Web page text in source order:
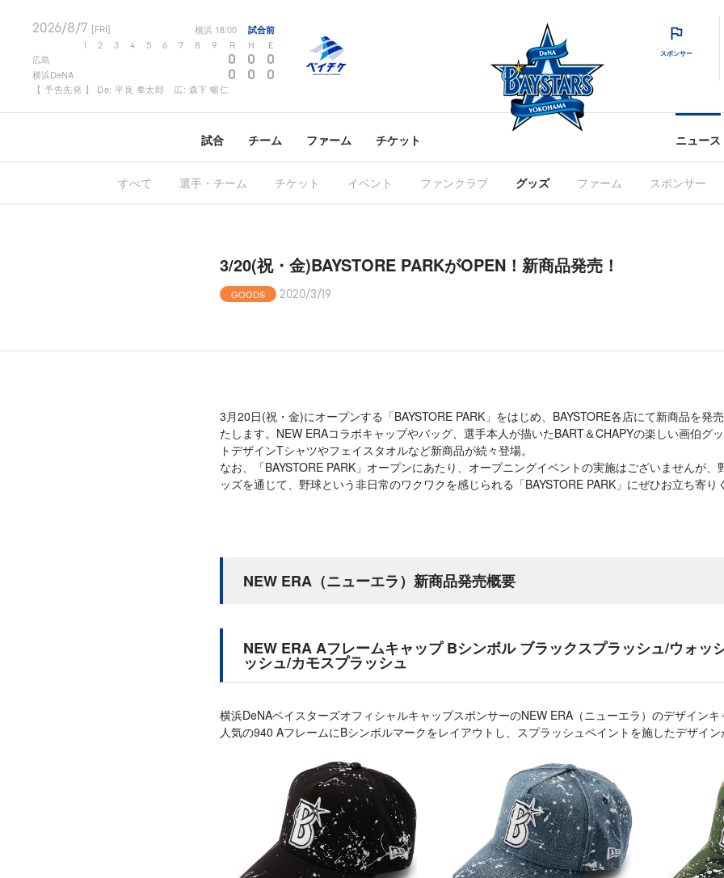
2026/8/7 [FRI] 横浜 18:00 試合前
2 3 4 5 6 7 8 9 R H E
広島 0 0 0
横浜DeNA 0 0 0
【 予告先発 】 De: 平良 拳太郎 広: 森下 暢仁
スポンサー
試合 チーム ファーム チケット ニュース
すべて 選手・チーム チケット イベント ファンクラブ グッズ ファーム スポンサー
3/20(祝・金)BAYSTORE PARKがOPEN！新商品発売！
GOODS 2020/3/19
3月20日(祝・金)にオープンする「BAYSTORE PARK」をはじめ、BAYSTORE各店にて新商品を発
たします。NEW ERAコラボキャップやバッグ、選手本人が描いたBART＆CHAPYの楽しい画伯グ
トデザインTシャツやフェイスタオルなど新商品が続々登場。
なお、「BAYSTORE PARK」オープンにあたり、オープニングイベントの実施はございませんが
ッズを通じて、野球という非日常のワクワクを感じられる「BAYSTORE PARK」にぜひお立ち寄り
NEW ERA（ニューエラ）新商品発売概要
NEW ERA Aフレームキャップ Bシンボル ブラックスプラッシュ/ウォッ
ッシュ/カモスプラッシュ
横浜DeNAベイスターズオフィシャルキャップスポンサーのNEW ERA（ニューエラ）のデザインキ
人気の940 AフレームにBシンボルマークをレイアウトし、スプラッシュペイントを施したデザイ